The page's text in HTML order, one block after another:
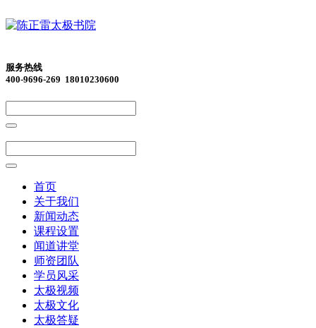
服务热线
400-9696-269 18010230600
首页
关于我们
新闻动态
课程设置
闻道讲堂
师资团队
学员风采
太极视频
太极文化
太极答疑